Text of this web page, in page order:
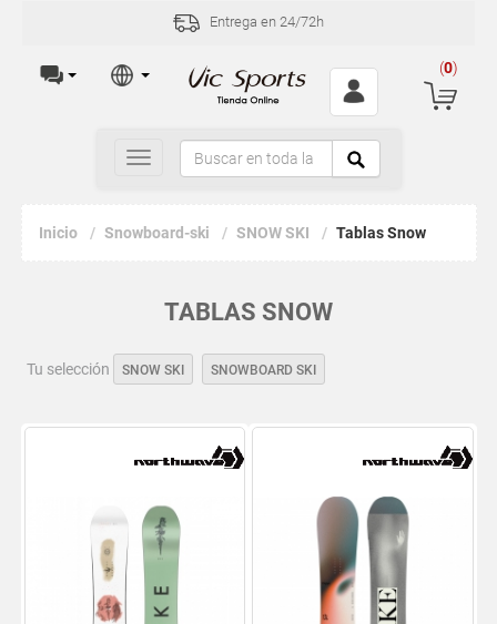
Entrega en 24/72h
(0)
Toggle
navigation
Inicio Snowboard-ski SNOW SKI Tablas Snow
TABLAS SNOW
Tu selección SNOW SKI SNOWBOARD SKI